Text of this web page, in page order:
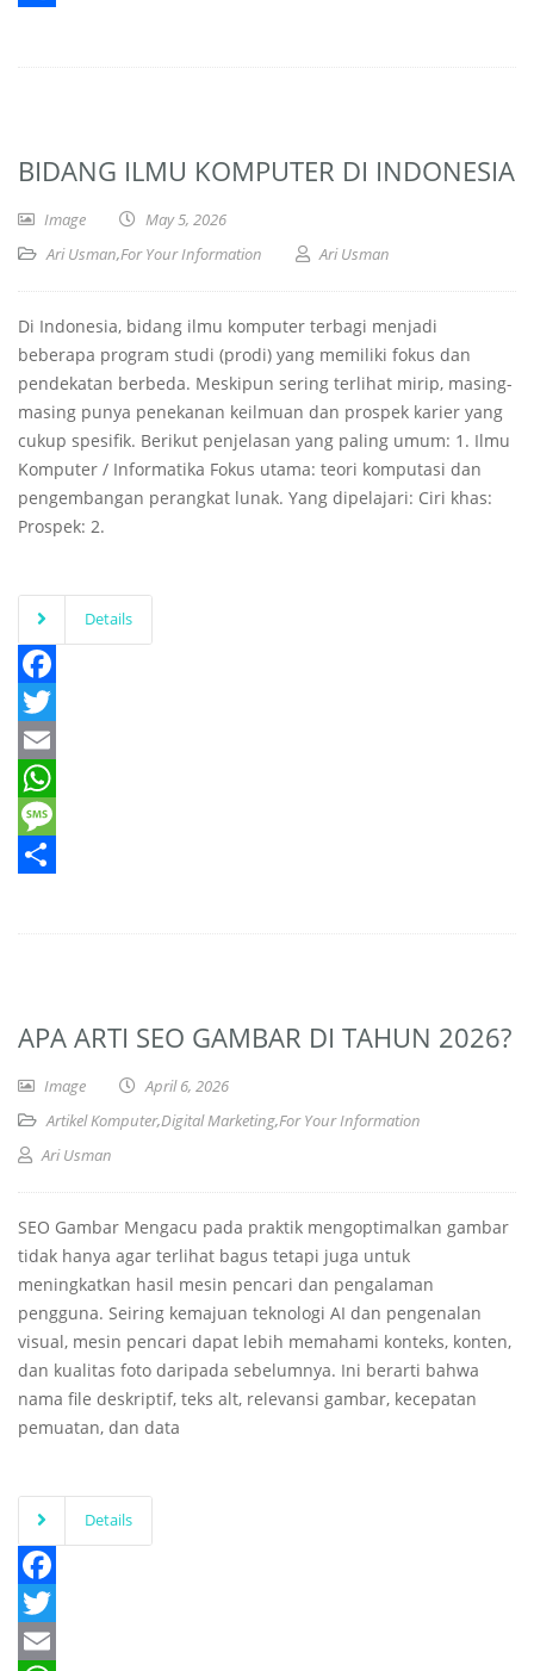
BIDANG ILMU KOMPUTER DI INDONESIA
Image
May 5, 2026
Ari Usman,For Your Information Ari Usman
Di Indonesia, bidang ilmu komputer terbagi menjadi
beberapa program studi (prodi) yang memiliki fokus dan
pendekatan berbeda. Meskipun sering terlihat mirip, masing-
masing punya penekanan keilmuan dan prospek karier yang
cukup spesifik. Berikut penjelasan yang paling umum: 1. Ilmu
Komputer / Informatika Fokus utama: teori komputasi dan
pengembangan perangkat lunak. Yang dipelajari: Ciri khas:
Prospek: 2.
Details
Facebook
Twitter
Email
WhatsApp
Message
APA ARTI SEO GAMBAR DI TAHUN 2026?
Image
April 6, 2026
Artikel Komputer,Digital Marketing,For Your Information
Ari Usman
SEO Gambar Mengacu pada praktik mengoptimalkan gambar
tidak hanya agar terlihat bagus tetapi juga untuk
meningkatkan hasil mesin pencari dan pengalaman
pengguna. Seiring kemajuan teknologi AI dan pengenalan
visual, mesin pencari dapat lebih memahami konteks, konten,
dan kualitas foto daripada sebelumnya. Ini berarti bahwa
nama file deskriptif, teks alt, relevansi gambar, kecepatan
pemuatan, dan data
Details
Facebook
Twitter